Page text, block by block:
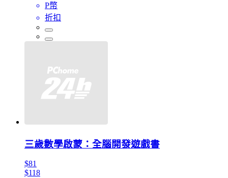
P幣
折扣
三歲數學啟蒙：全腦開發遊戲書
$81
$118